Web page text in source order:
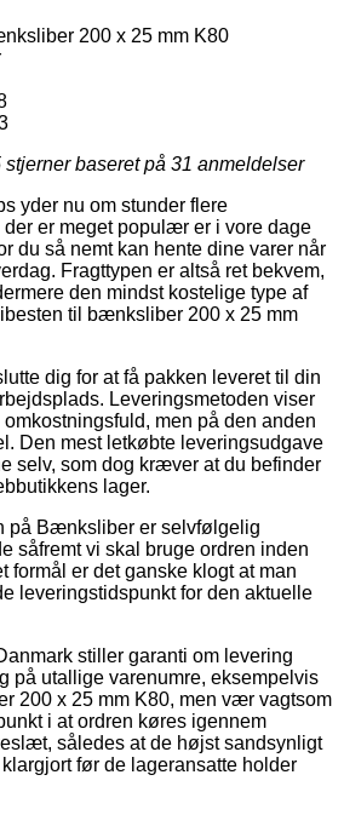
200 x 25 mm K80
stjerner baseret på 31 anmeldelser
yder nu om stunder flere
der er meget populær er i vore dage
du så nemt kan hente dine varer når
Fragttypen er altså ret bekvem,
den mindst kostelige type af
til bænksliber 200 x 25 mm
dig for at få pakken leveret til din
Leveringsmetoden viser
men på den anden
Den mest letkøbte leveringsudgave
selv, som dog kræver at du befinder
lager.
på Bænksliber er selvfølgelig
såfremt vi skal bruge ordren inden
formål er det ganske klogt at man
leveringstidspunkt for den aktuelle
stiller garanti om levering
på utallige varenumre, eksempelvis
200 x 25 mm K80, men vær vagtsom
i at ordren køres igennem
således at de højst sandsynligt
før de lageransatte holder